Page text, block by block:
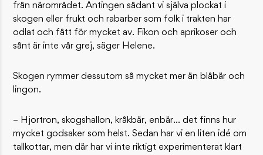
från närområdet. Antingen sådant vi själva plockat i
skogen eller frukt och rabarber som folk i trakten har
odlat och fått för mycket av. Fikon och aprikoser och
sånt är inte vår grej, säger Helene.
Skogen rymmer dessutom så mycket mer än blåbär och
lingon.
– Hjortron, skogshallon, kråkbär, enbär… det finns hur
mycket godsaker som helst. Sedan har vi en liten idé om
tallkottar, men där har vi inte riktigt experimenterat klart